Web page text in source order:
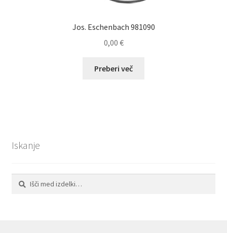
Jos. Eschenbach 981090
0,00 €
Preberi več
Iskanje
Išči:
Iskanje